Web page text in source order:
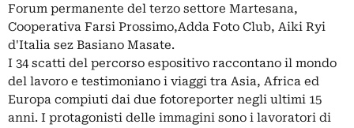
Forum permanente del terzo settore Martesana,
Cooperativa Farsi Prossimo,Adda Foto Club, Aiki Ryi
d'Italia sez Basiano Masate.
I 34 scatti del percorso espositivo raccontano il mondo
del lavoro e testimoniano i viaggi tra Asia, Africa ed
Europa compiuti dai due fotoreporter negli ultimi 15
anni. I protagonisti delle immagini sono i lavoratori di